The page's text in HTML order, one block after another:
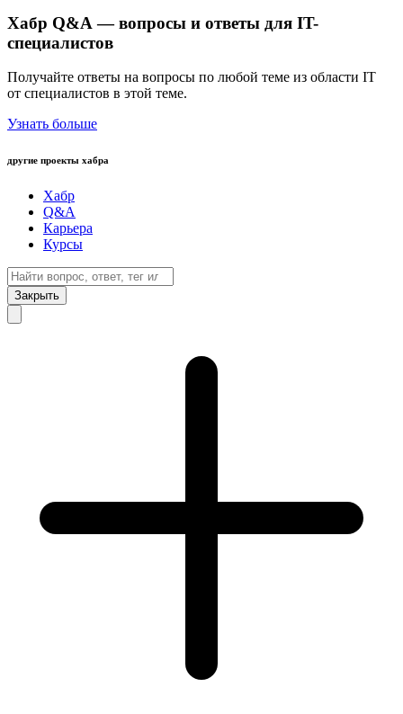
Хабр Q&A — вопросы и ответы для IT-
специалистов
Получайте ответы на вопросы по любой теме из области IT
от специалистов в этой теме.
Узнать больше
другие проекты хабра
Хабр
Q&A
Карьера
Курсы
Закрыть